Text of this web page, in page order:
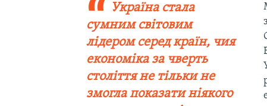
Україна стала
сумним світовим
лідером серед країн, чия
економіка за чверть
століття не тільки не
змогла показати ніякого